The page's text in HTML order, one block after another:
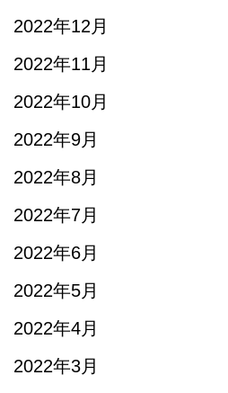
2022年12月
2022年11月
2022年10月
2022年9月
2022年8月
2022年7月
2022年6月
2022年5月
2022年4月
2022年3月